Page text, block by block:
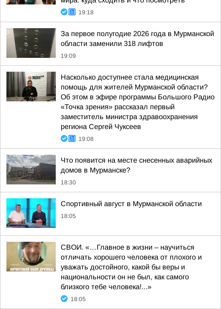
19:18
За первое полугодие 2026 года в Мурманской
области заменили 318 лифтов
19:09
Насколько доступнее стала медицинская
помощь для жителей Мурманской области?
Об этом в эфире программы Большого Радио
«Точка зрения» рассказал первый
заместитель министра здравоохранения
региона Сергей Чуксеев
19:08
Что появится на месте снесенных аварийных
домов в Мурманске?
18:30
Спортивный август в Мурманской области
18:05
СВОИ. «…Главное в жизни – научиться
отличать хорошего человека от плохого и
уважать достойного, какой бы веры и
национальности он не был, как самого
близкого тебе человека!...»
18:05